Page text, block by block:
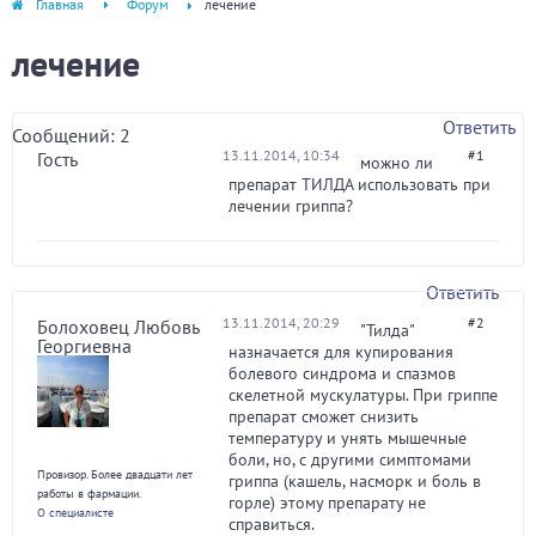
Главная Форум лечение
лечение
Сообщений: 2
Ответить
Гость
13.11.2014, 10:34 #1
можно ли
препарат ТИЛДА использовать при
лечении гриппа?
Ответить
Болоховец Любовь
Георгиевна
Провизор. Более двадцати лет
работы в фармации.
О специалисте
13.11.2014, 20:29 #2
"Тилда"
назначается для купирования
болевого синдрома и спазмов
скелетной мускулатуры. При гриппе
препарат сможет снизить
температуру и унять мышечные
боли, но, с другими симптомами
гриппа (кашель, насморк и боль в
горле) этому препарату не
справиться.